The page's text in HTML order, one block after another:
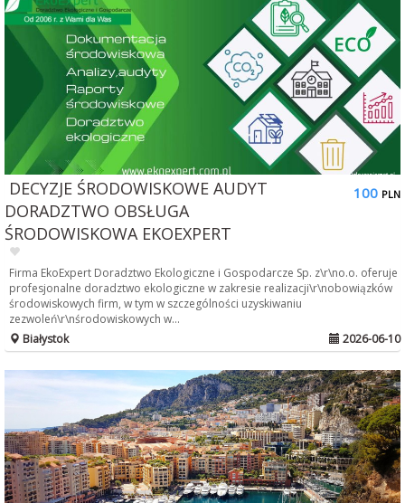
DECYZJE ŚRODOWISKOWE AUDYT
DORADZTWO OBSŁUGA
ŚRODOWISKOWA EKOEXPERT
100 PLN
Firma EkoExpert Doradztwo Ekologiczne i Gospodarcze Sp. z\r\no.o. oferuje
profesjonalne doradztwo ekologiczne w zakresie realizacji\r\nobowiązków
środowiskowych firm, w tym w szczególności uzyskiwaniu
zezwoleń\r\nśrodowiskowych w...
Białystok
2026-06-10